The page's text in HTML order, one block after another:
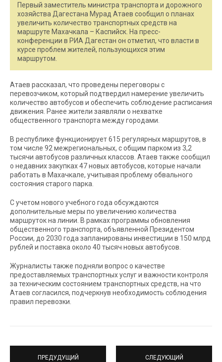
Первый заместитель министра транспорта и дорожного
хозяйства Дагестана Мурад Атаев сообщил о планах
увеличить количество транспортных средств на
маршруте Махачкала – Каспийск. На пресс-
конференции в РИА Дагестан он отметил, что власти в
курсе проблем жителей, пользующихся этим
маршрутом.
Атаев рассказал, что проведены переговоры с
перевозчиком, который подтвердил намерение увеличить
количество автобусов и обеспечить соблюдение расписания
движения. Ранее жители заявляли о нехватке
общественного транспорта между городами.
В республике функционирует 615 регулярных маршрутов, в
том числе 92 межрегиональных, с общим парком из 3,2
тысячи автобусов различных классов. Атаев также сообщил
о недавних закупках 47 новых автобусов, которые начали
работать в Махачкале, учитывая проблему обвального
состояния старого парка.
С учетом нового учебного года обсуждаются
дополнительные меры по увеличению количества
маршруток на линии. В рамках программы обновления
общественного транспорта, объявленной Президентом
России, до 2030 года запланированы инвестиции в 150 млрд
рублей и поставка около 40 тысяч новых автобусов.
Журналисты также подняли вопрос о качестве
предоставляемых транспортных услуг и важности контроля
за техническим состоянием транспортных средств, на что
Атаев согласился, подчеркнув необходимость соблюдения
правил перевозки.
ПРЕДУДУЩИЙ СЛЕДУЮЩИЙ